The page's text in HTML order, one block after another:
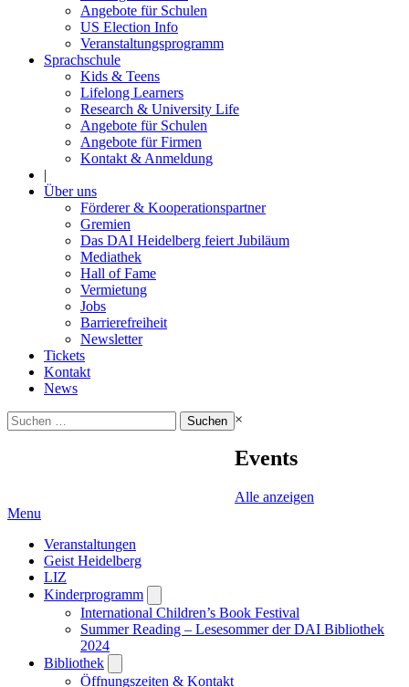
Angebote für Schulen
US Election Info
Veranstaltungsprogramm
Sprachschule
Kids & Teens
Lifelong Learners
Research & University Life
Angebote für Schulen
Angebote für Firmen
Kontakt & Anmeldung
|
Über uns
Förderer & Kooperationspartner
Gremien
Das DAI Heidelberg feiert Jubiläum
Mediathek
Hall of Fame
Vermietung
Jobs
Barrierefreiheit
Newsletter
Tickets
Kontakt
News
Suchen
nach:
×
Events
Alle anzeigen
Menu
Veranstaltungen
Geist Heidelberg
LIZ
Kinderprogramm
submenu
International Children’s Book Festival
Summer Reading – Lesesommer der DAI Bibliothek
2024
Bibliothek
submenu
Öffnungszeiten & Kontakt